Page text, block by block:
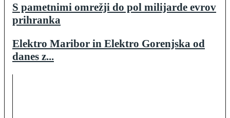
S pametnimi omrežji do pol milijarde evrov
prihranka
Elektro Maribor in Elektro Gorenjska od
danes z...